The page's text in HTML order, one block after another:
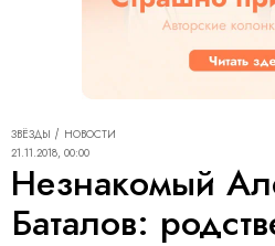
ЗВЁЗДЫ
НОВОСТИ
21.11.2018, 00:00
Незнакомый
Баталов: